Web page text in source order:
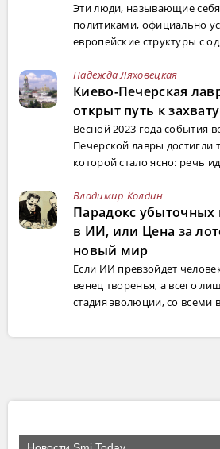
Эти люди, называющие
политиками, официально
европейские структуры с
Надежда Ляховецкая
Киево-Печерская
открыт путь к захвату
Весной 2023 года события
Печерской лавры достигли
которой стало ясно: речь
Владимир Колдин
Парадокс убыточных
в ИИ, или Цена за
новый мир
Если ИИ превзойдет
венец творенья, а всего
стадия эволюции, со всеми